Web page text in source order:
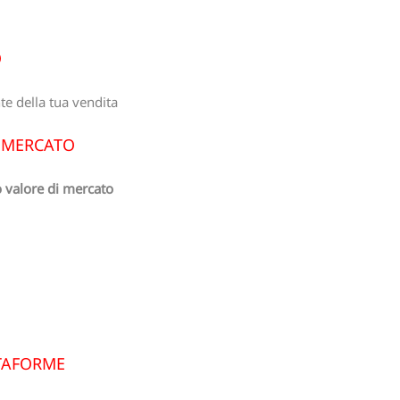
della tua vendita
di mercato